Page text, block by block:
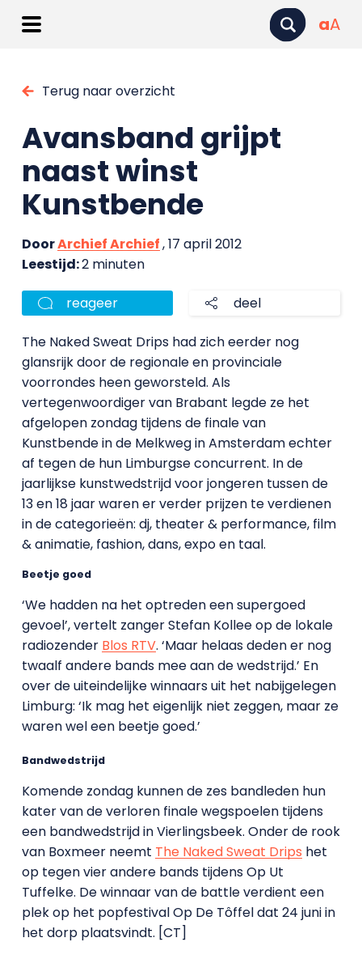
aA
Terug naar overzicht
Avansband grijpt
naast winst
Kunstbende
DoorArchief Archief, 17 april 2012
Leestijd:2 minuten
reageer deel
The Naked Sweat Drips had zich eerder nog
glansrijk door de regionale en provinciale
voorrondes heen geworsteld. Als
vertegenwoordiger van Brabant legde ze het
afgelopen zondag tijdens de finale van
Kunstbende in de Melkweg in Amsterdam echter
af tegen de hun Limburgse concurrent. In de
jaarlijkse kunstwedstrijd voor jongeren tussen de
13 en 18 jaar waren er verder prijzen te verdienen
in de categorieën: dj, theater & performance, film
& animatie, fashion, dans, expo en taal.
Beetje goed
‘We hadden na het optreden een supergoed
gevoel’, vertelt zanger Stefan Kollee op de lokale
radiozender Blos RTV. ‘Maar helaas deden er nog
twaalf andere bands mee aan de wedstrijd.’ En
over de uiteindelijke winnaars uit het nabijgelegen
Limburg: ‘Ik mag het eigenlijk niet zeggen, maar ze
waren wel een beetje goed.’
Bandwedstrijd
Komende zondag kunnen de zes bandleden hun
kater van de verloren finale wegspoelen tijdens
een bandwedstrijd in Vierlingsbeek. Onder de rook
van Boxmeer neemt The Naked Sweat Drips het
op tegen vier andere bands tijdens Op Ut
Tuffelke. De winnaar van de battle verdient een
plek op het popfestival Op De Tôffel dat 24 juni in
het dorp plaatsvindt. [CT]